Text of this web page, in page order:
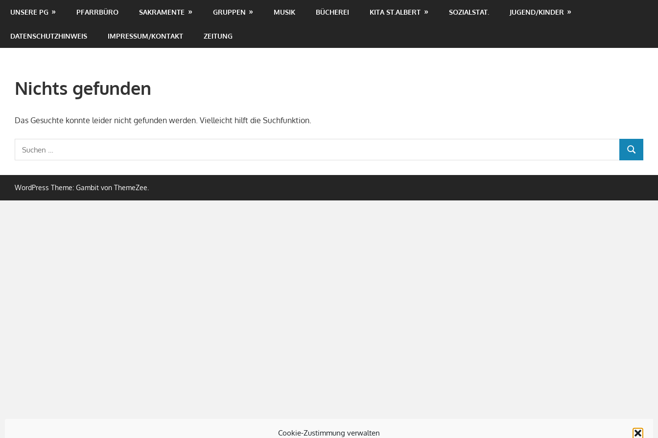
Cookie-Zustimmung verwalten
UNSERE PG PFARRBÜRO SAKRAMENTE GRUPPEN MUSIK BÜCHEREI KITA ST.ALBERT SOZIALSTAT. JUGEND/KINDER
DATENSCHUTZHINWEIS IMPRESSUM/KONTAKT ZEITUNG
Nichts gefunden
Das Gesuchte konnte leider nicht gefunden werden. Vielleicht hilft die Suchfunktion.
Suchen
nach:
SUCHEN
WordPress Theme: Gambit von ThemeZee.